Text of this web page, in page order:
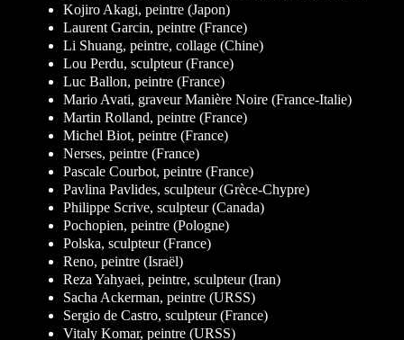
Kojiro Akagi, peintre (Japon)
Laurent Garcin, peintre (France)
Li Shuang, peintre, collage (Chine)
Lou Perdu, sculpteur (France)
Luc Ballon, peintre (France)
Mario Avati, graveur Manière Noire (France-Italie)
Martin Rolland, peintre (France)
Michel Biot, peintre (France)
Nerses, peintre (France)
Pascale Courbot, peintre (France)
Pavlina Pavlides, sculpteur (Grèce-Chypre)
Philippe Scrive, sculpteur (Canada)
Pochopien, peintre (Pologne)
Polska, sculpteur (France)
Reno, peintre (Israël)
Reza Yahyaei, peintre, sculpteur (Iran)
Sacha Ackerman, peintre (URSS)
Sergio de Castro, sculpteur (France)
Vitaly Komar, peintre (URSS)